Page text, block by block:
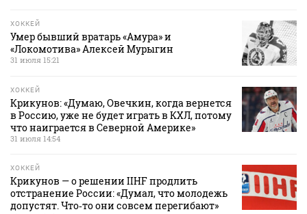
ХОККЕЙ
Умер бывший вратарь «Амура» и
«Локомотива» Алексей Мурыгин
31 июля 15:21
ХОККЕЙ
Крикунов: «Думаю, Овечкин, когда вернется
в Россию, уже не будет играть в КХЛ, потому
что наиграется в Северной Америке»
31 июля 14:54
ХОККЕЙ
Крикунов — о решении IIHF продлить
отстранение России: «Думал, что молодежь
допустят. Что‑то они совсем перегибают»